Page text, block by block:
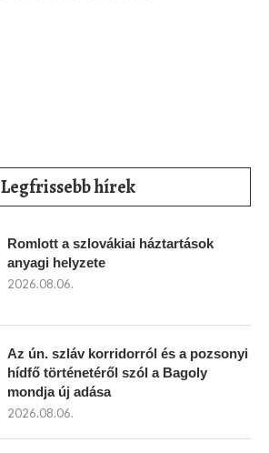
Legfrissebb hírek
Romlott a szlovákiai háztartások
anyagi helyzete
2026.08.06.
Az ún. szláv korridorról és a pozsonyi
hídfő történetéről szól a Bagoly
mondja új adása
2026.08.06.